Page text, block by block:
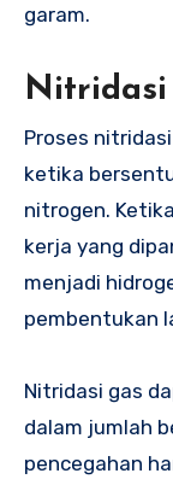
garam.
Nitridasi
Proses
ketika
nitrogen.
kerja yang
menjadi
pembentukan
Nitridasi gas
dalam jumlah
pencegahan